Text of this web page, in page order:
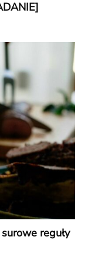
reguły